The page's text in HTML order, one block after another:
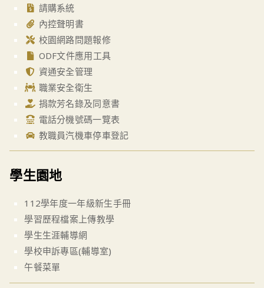
請購系統
內控聲明書
校園網路問題報修
ODF文件應用工具
資通安全管理
職業安全衛生
捐款芳名錄及同意書
電話分機號碼一覽表
教職員汽機車停車登記
學生園地
112學年度一年級新生手冊
學習歷程檔案上傳教學
學生生涯輔導網
學校申訴專區(輔導室)
午餐菜單